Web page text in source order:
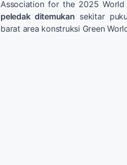
Association for the 2025 World
peledak ditemukan sekitar
barat area konstruksi Green